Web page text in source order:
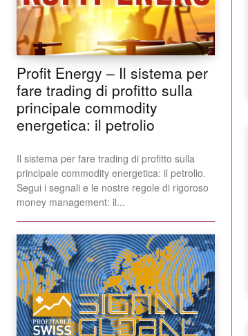
Profit Energy – Il sistema per
fare trading di profitto sulla
principale commodity
energetica: il petrolio
Il sistema per fare trading di profitto sulla
principale commodity energetica: il petrolio.
Segui i segnali e le nostre regole di rigoroso
money management: il...